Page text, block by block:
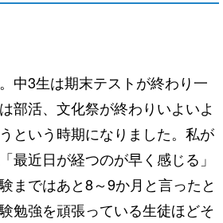
中3生は期末テストが終わり一
部活、文化祭が終わりいよいよ
という時期になりました。私が
最近日が経つのが早く感じる」
まではあと8～9か月と言ったと
勉強を頑張っている生徒ほどそ